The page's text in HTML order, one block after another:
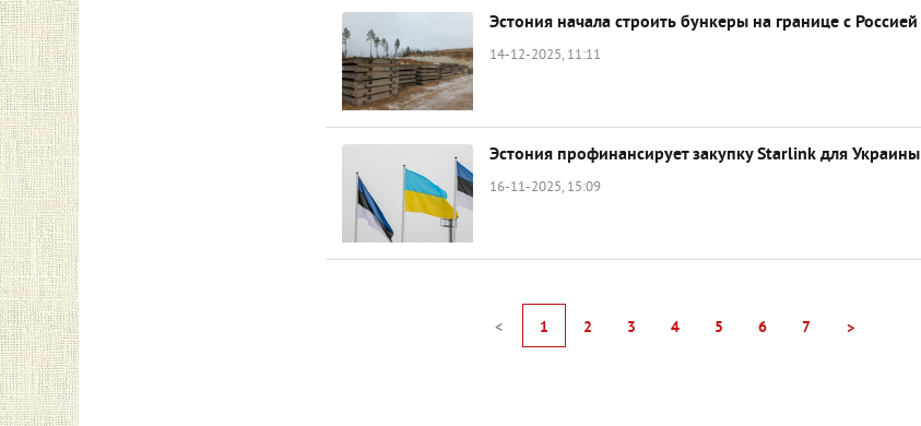
Эстония начала строить бункеры на границе с Россией
14-12-2025, 11:11
Эстония профинансирует закупку Starlink для Украины
16-11-2025, 15:09
< 1 2 3 4 5 6 7 >